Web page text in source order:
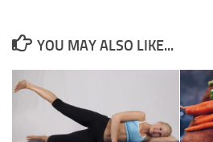
YOU MAY ALSO LIKE...